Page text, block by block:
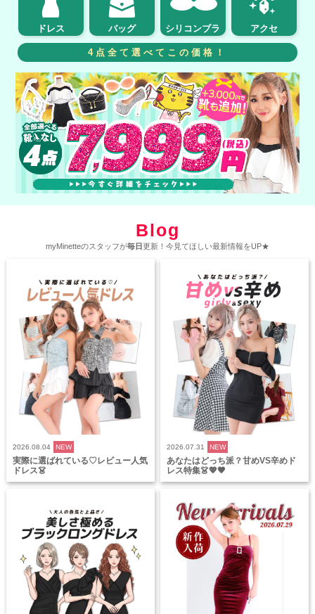
ドレス バッグ シリコンブラ アクセ
4点全て選べてこの価格！
Blog
myMinetteのスタッフが毎日更新！今見てほしい最新情報をUP★
2026.08.04 NEW
実際に選ばれている♡レビュー人気
ドレス👗
2026.07.31 NEW
あなたはどっち派？甘めVS辛めド
レス特集👗💖🖤